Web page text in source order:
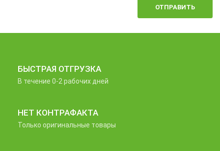
ОТПРАВИТЬ
БЫСТРАЯ ОТГРУЗКА
В течение 0-2 рабочих дней
НЕТ КОНТРАФАКТА
Только оригинальные товары